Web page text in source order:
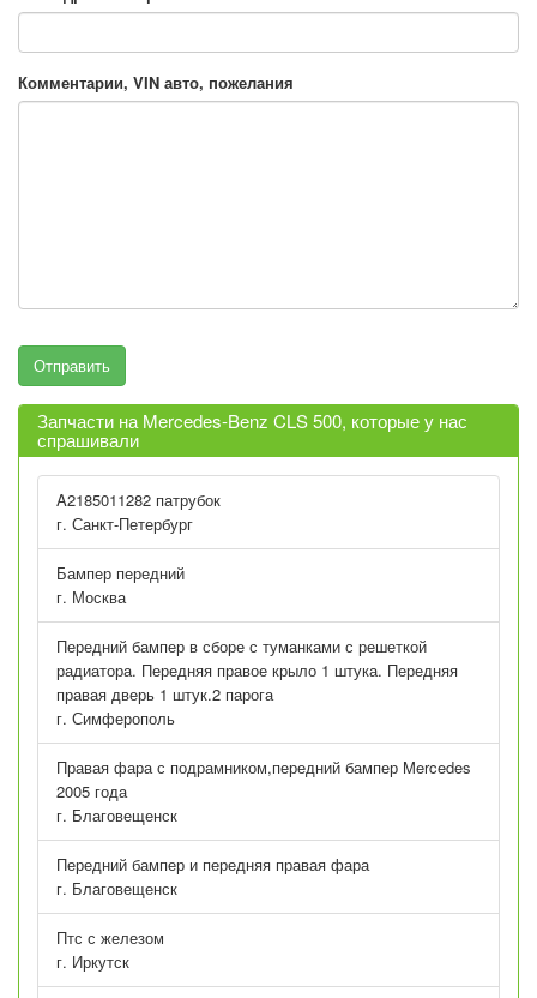
Комментарии, VIN авто, пожелания
Запчасти на Mercedes-Benz CLS 500, которые у нас
спрашивали
A2185011282 патрубок
г. Санкт-Петербург
Бампер передний
г. Москва
Передний бампер в сборе с туманками с решеткой
радиатора. Передняя правое крыло 1 штука. Передняя
правая дверь 1 штук.2 парога
г. Симферополь
Правая фара с подрамником,передний бампер Mercedes
2005 года
г. Благовещенск
Передний бампер и передняя правая фара
г. Благовещенск
Птс с железом
г. Иркутск